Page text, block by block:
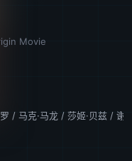
Movie
/ 马克·马龙 / 莎姬·贝兹 / 谢